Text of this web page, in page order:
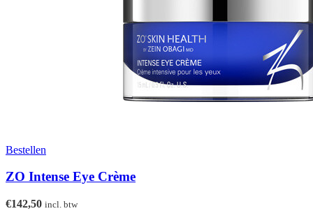
Bestellen
ZO Intense Eye Crème
€142,50 incl. btw